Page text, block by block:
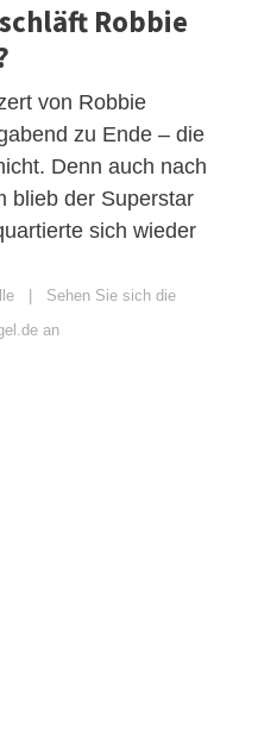
Robbie
von Robbie
zu Ende – die
Denn auch nach
blieb der Superstar
sich wieder
| Sehen Sie sich die
an